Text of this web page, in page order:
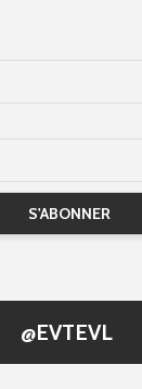
@EVTEVL